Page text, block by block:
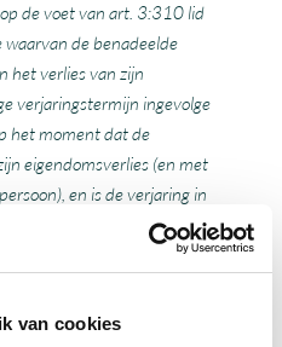
van cookies
de voet van art. 3:310 lid
waarvan de benadeelde
hetverlies van zijn
verjaringstermijn ingevolge
het moment dat de
eigendomsverlies (en met
en is de verjaring in
voltooiing van de
BW, zijnde de gebeurtenis
eventuelestuiting van die